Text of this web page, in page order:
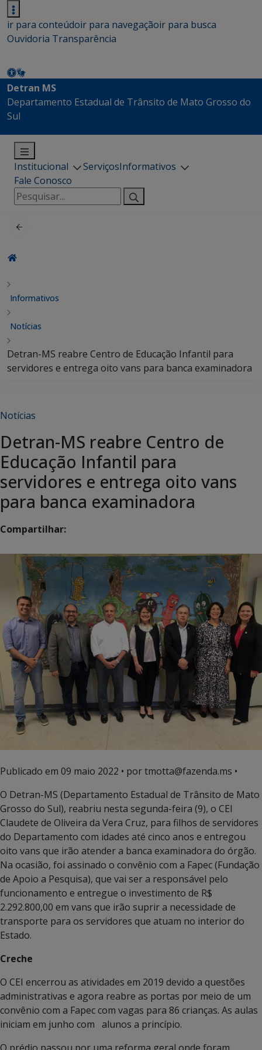
ir para conteúdoir para navegaçãoir para busca
Ouvidoria Transparência
Detran MS
Departamento Estadual de Trânsito de Mato Grosso do
Sul
Institucional ServiçosInformativos
Fale Conosco
Pesquisar
por:
Informativos
Notícias
Detran-MS reabre Centro de Educação Infantil para
servidores e entrega oito vans para banca examinadora
Notícias
Detran-MS reabre Centro de
Educação Infantil para
servidores e entrega oito vans
para banca examinadora
Compartilhar:
Publicado em 09 maio 2022 • por tmotta@fazenda.ms •
O Detran-MS (Departamento Estadual de Trânsito de Mato
Grosso do Sul), reabriu nesta segunda-feira (9), o CEI
Claudete de Oliveira da Vera Cruz, para filhos de servidores
do Departamento com idades até cinco anos e entregou
oito vans que irão atender a banca examinadora do órgão.
Na ocasião, foi assinado o convênio com a Fapec (Fundação
de Apoio a Pesquisa), que vai ser a responsável pelo
funcionamento e entregue o investimento de R$
2.292.800,00 em vans que irão suprir a necessidade de
transporte para os servidores que atuam no interior do
Estado.
Creche
O CEI encerrou as atividades em 2019 devido a questões
administrativas e agora reabre as portas por meio de um
convênio com a Fapec com vagas para 86 crianças. As aulas
iniciam em junho com alunos a princípio.